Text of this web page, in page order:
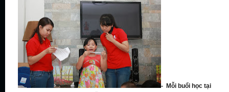
- Mỗi buổi học tại